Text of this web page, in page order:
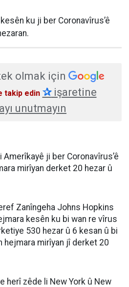
ku ji ber Coronavîrus’ê
olmak için
takip edin ✰işaretine
unutmayın
ji ber Coronavîrus’ê
mirîyan derket 20 hezar û
Zanîngeha Johns Hopkins
kesên ku bi wan re vîrus
530 hezar û 6 kesan û bi
hejmara mirîyan jî derket 20
herî zêde li New York û New